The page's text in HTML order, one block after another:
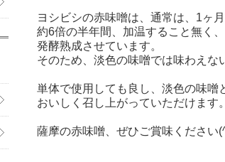
ヨシビシの赤味噌は、通常は、1ヶ
約6倍の半年間、加温すること無く
発酵熟成させています。
そのため、淡色の味噌では味わえ
単体で使用しても良し、淡色の味噌
おいしく召し上がっていただけます。
薩摩の赤味噌、ぜひご賞味ください